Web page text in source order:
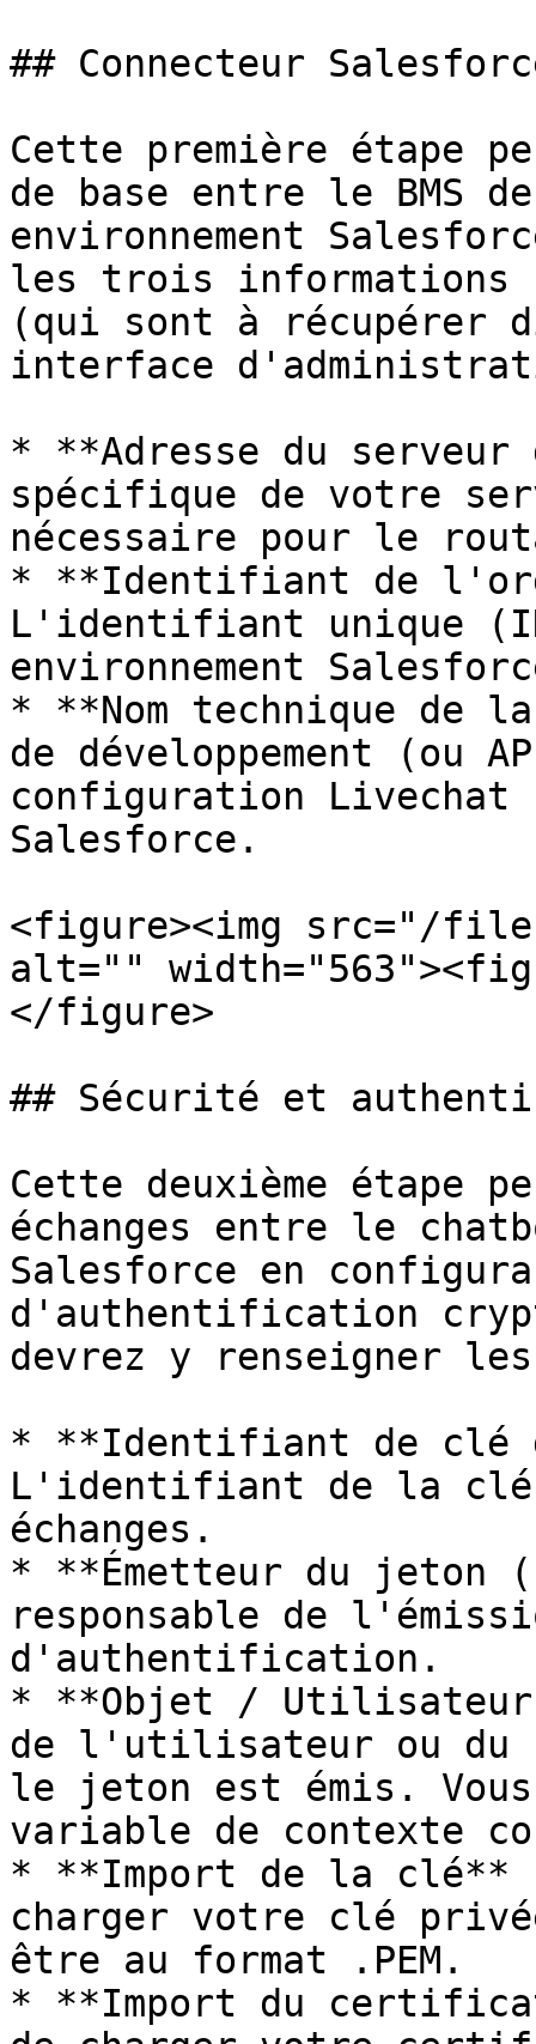
## Connecteur
Cette première étape
de base entre le BMS
environnement
les trois informations
(qui sont à récupérer
interface
* **Adresse du serveur
spécifique de votre
nécessaire pour le
* **Identifiant de
L'identifiant unique
environnement
* **Nom technique de
de développement (ou
configuration Livechat
Salesforce.
<figure><img src="/
alt=""
</figure>
## Sécurité et
Cette deuxième étape
échanges entre le
Salesforce en
d'authentification
devrez y renseigner
* **Identifiant de clé
L'identifiant de la
échanges.
* **Émetteur du
responsable de
d'authentification.
* **Objet /
de l'utilisateur ou du
le jeton est émis.
variable de contexte
* **Import de la clé** :
charger votre clé
être au format .PEM.
* **Import du